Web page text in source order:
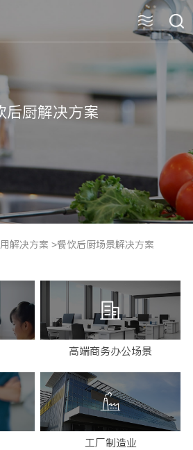
后厨解决方案
解决方案 >餐饮后厨场景解决方案
高端商务办公场景
工厂制造业